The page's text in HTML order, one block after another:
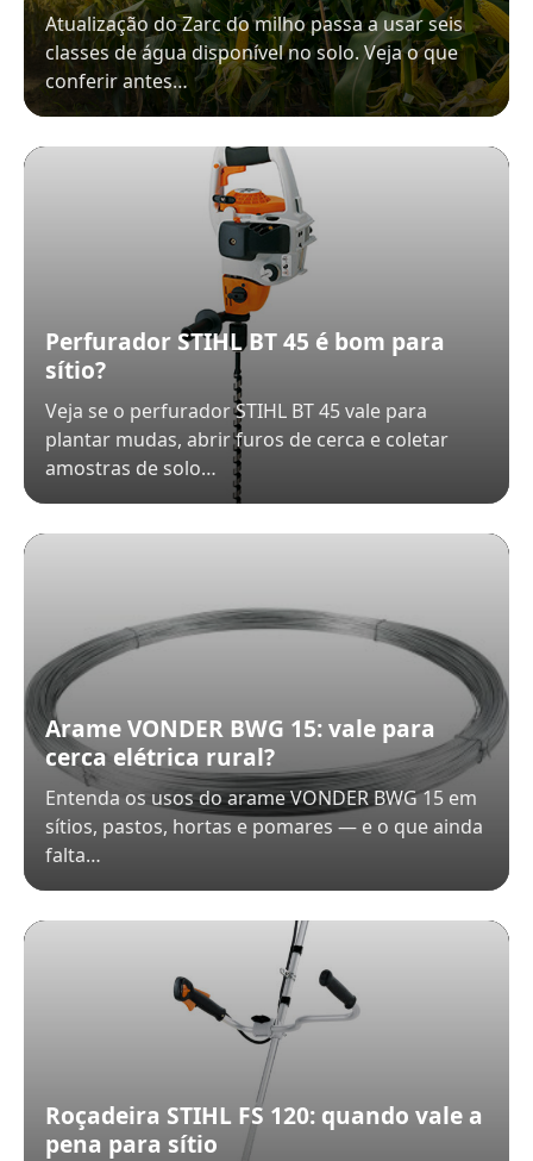
Atualização do Zarc do milho passa a usar seis
classes de água disponível no solo. Veja o que
conferir antes…
Perfurador STIHL BT 45 é bom para
sítio?
Veja se o perfurador STIHL BT 45 vale para
plantar mudas, abrir furos de cerca e coletar
amostras de solo…
Arame VONDER BWG 15: vale para
cerca elétrica rural?
Entenda os usos do arame VONDER BWG 15 em
sítios, pastos, hortas e pomares — e o que ainda
falta…
Roçadeira STIHL FS 120: quando vale a
pena para sítio